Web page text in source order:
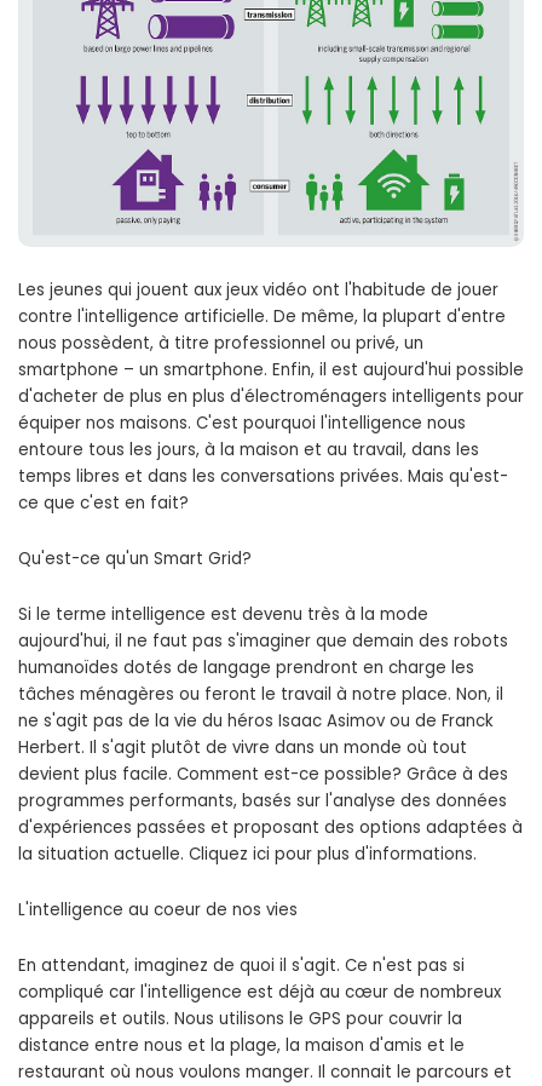
Les jeunes qui jouent aux jeux vidéo ont l'habitude de jouer
contre l'intelligence artificielle. De même, la plupart d'entre
nous possèdent, à titre professionnel ou privé, un
smartphone – un smartphone. Enfin, il est aujourd'hui possible
d'acheter de plus en plus d'électroménagers intelligents pour
équiper nos maisons. C'est pourquoi l'intelligence nous
entoure tous les jours, à la maison et au travail, dans les
temps libres et dans les conversations privées. Mais qu'est-
ce que c'est en fait?
Qu'est-ce qu'un Smart Grid?
Si le terme intelligence est devenu très à la mode
aujourd'hui, il ne faut pas s'imaginer que demain des robots
humanoïdes dotés de langage prendront en charge les
tâches ménagères ou feront le travail à notre place. Non, il
ne s'agit pas de la vie du héros Isaac Asimov ou de Franck
Herbert. Il s'agit plutôt de vivre dans un monde où tout
devient plus facile. Comment est-ce possible? Grâce à des
programmes performants, basés sur l'analyse des données
d'expériences passées et proposant des options adaptées à
la situation actuelle. Cliquez ici pour plus d'informations.
L'intelligence au coeur de nos vies
En attendant, imaginez de quoi il s'agit. Ce n'est pas si
compliqué car l'intelligence est déjà au cœur de nombreux
appareils et outils. Nous utilisons le GPS pour couvrir la
distance entre nous et la plage, la maison d'amis et le
restaurant où nous voulons manger. Il connait le parcours et